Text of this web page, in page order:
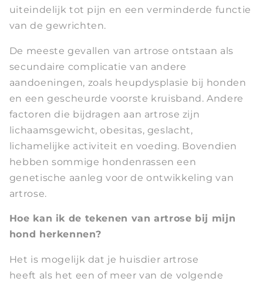
uiteindelijk tot pijn en een verminderde functie
van de gewrichten.
De meeste gevallen van artrose ontstaan als
secundaire complicatie van andere
aandoeningen, zoals heupdysplasie bij honden
en een gescheurde voorste kruisband. Andere
factoren die bijdragen aan artrose zijn
lichaamsgewicht, obesitas, geslacht,
lichamelijke activiteit en voeding. Bovendien
hebben sommige hondenrassen een
genetische aanleg voor de ontwikkeling van
artrose.
Hoe kan ik de tekenen van artrose bij mijn
hond herkennen?
Het is mogelijk dat je huisdier artrose
heeft als het een of meer van de volgende